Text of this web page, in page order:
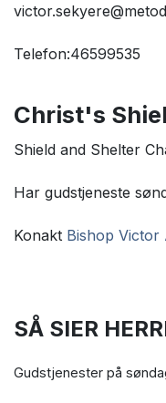
Telefon:46599535
Christ's
Shield and Shelter
Har gudstjeneste
Konakt Bishop Victor
SÅ SIER
Gudstjenester på